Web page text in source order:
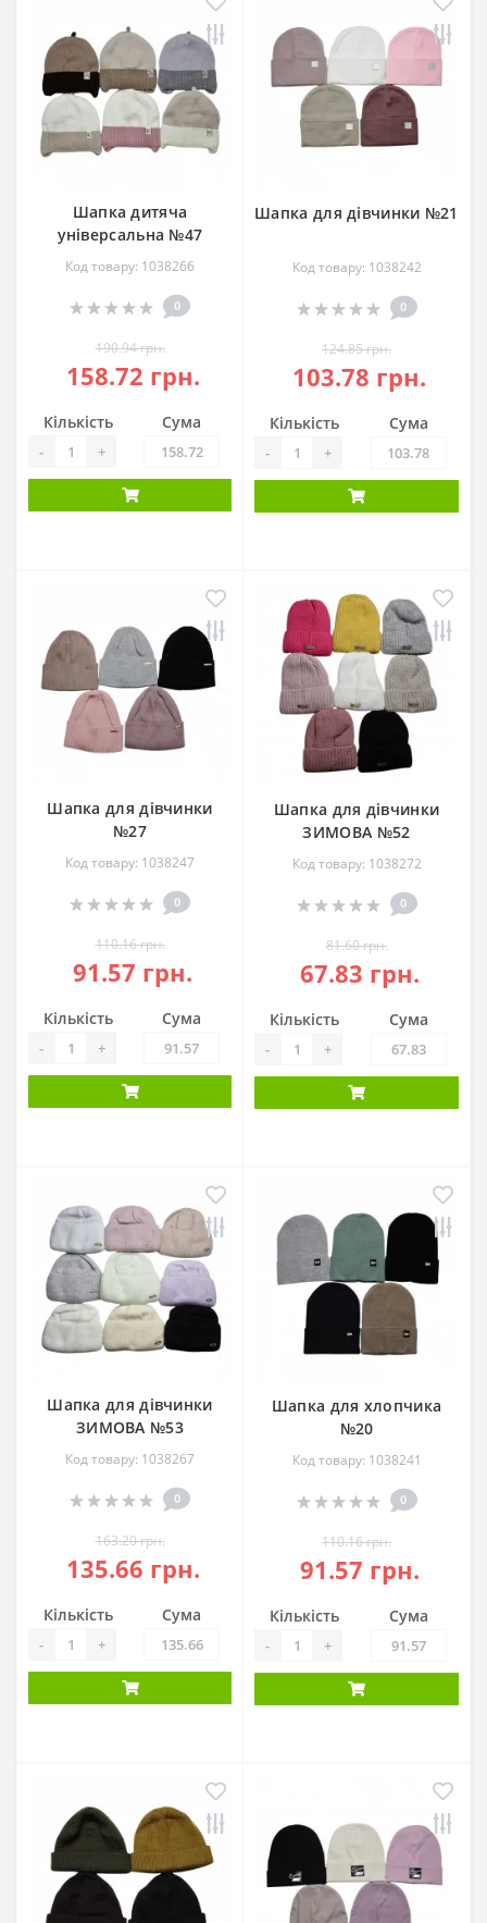
Шапка дитяча
універсальна №47
Код товару: 1038266
0
190.94 грн.
158.72 грн.
Кількість
- +
Сума
Шапка для дівчинки №21
Код товару: 1038242
0
124.85 грн.
103.78 грн.
Кількість
- +
Сума
Шапка для дівчинки
№27
Код товару: 1038247
0
110.16 грн.
91.57 грн.
Кількість
- +
Сума
Шапка для дівчинки
ЗИМОВА №52
Код товару: 1038272
0
81.60 грн.
67.83 грн.
Кількість
- +
Сума
Шапка для дівчинки
ЗИМОВА №53
Код товару: 1038267
0
163.20 грн.
135.66 грн.
Кількість
- +
Сума
Шапка для хлопчика
№20
Код товару: 1038241
0
110.16 грн.
91.57 грн.
Кількість
- +
Сума